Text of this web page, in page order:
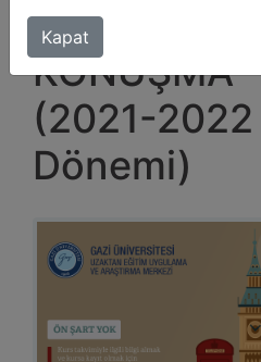
İNGİLİZCE
(2021-
Dönemi)
Kapat